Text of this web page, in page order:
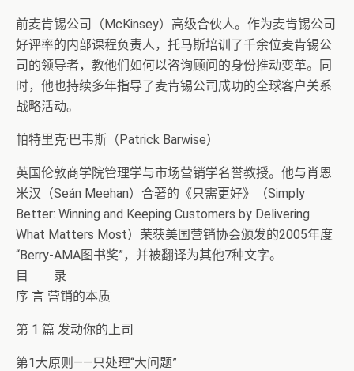
前麦肯锡公司（McKinsey）高级合伙人。作为麦肯锡公司
好评率的内部课程负责人，托马斯培训了千余位麦肯锡公
司的领导者，教他们如何以咨询顾问的身份推动变革。同
时，他也持续多年指导了麦肯锡公司成功的全球客户关系
战略活动。
帕特里克·巴韦斯（Patrick Barwise）
英国伦敦商学院管理学与市场营销学名誉教授。他与肖恩·
米汉（Seán Meehan）合著的《只需更好》（Simply
Better: Winning and Keeping Customers by Delivering
What Matters Most）荣获美国营销协会颁发的2005年度
“Berry-AMA图书奖”，并被翻译为其他7种文字。
目 录
序 言 营销的本质
第 1 篇 发动你的上司
第1大原则——只处理“大问题”